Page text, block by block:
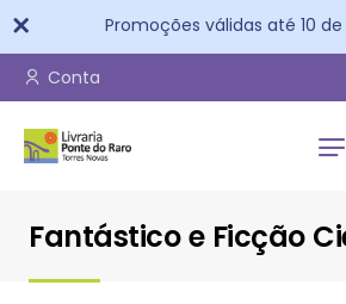
Promoções válidas até 10
Conta
Fantástico e Ficção